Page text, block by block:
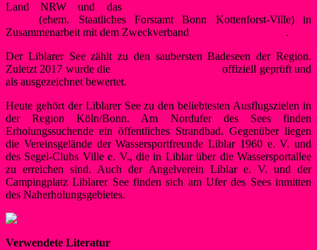
Land NRW und das
(ehem. Staatliches Forstamt Bonn Kottenforst-Ville) in
Zusammenarbeit mit dem Zweckverband
.
Der Liblarer See zählt zu den saubersten Badeseen der Region.
Zuletzt 2017 wurde die
offiziell geprüft und
als ausgezeichnet bewertet.
Heute gehört der Liblarer See zu den beliebtesten Ausflugszielen in
der Region Köln/Bonn. Am Nordufer des Sees finden
Erholungssuchende ein öffentliches Strandbad. Gegenüber liegen
die Vereinsgelände der Wassersportfreunde Liblar 1960 e. V. und
des Segel-Clubs Ville e. V., die in Liblar über die Wassersportallee
zu erreichen sind. Auch der Angelverein Liblar e. V. und der
Campingplatz Liblarer See finden sich am Ufer des Sees inmitten
des Naherholungsgebietes.
Verwendete Literatur